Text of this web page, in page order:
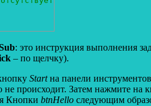
: это инструкция выполнения
– по щелчку).
Startна панели инструментов
происходит. Затем нажмите на
Кнопки btnHello следующим